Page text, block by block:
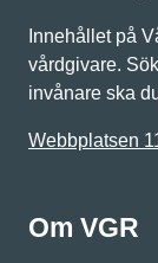
Innehållet på
vårdgivare.
invånare ska
Webbplatsen
Om VGR